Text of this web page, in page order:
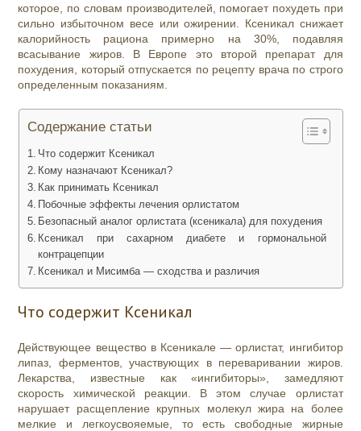
которое, по словам производителей, помогает похудеть при
сильно избыточном весе или ожирении. Ксеникал снижает
калорийность рациона примерно на 30%, подавляя
всасывание жиров. В Европе это второй препарат для
похудения, который отпускается по рецепту врача по строго
определенным показаниям.
Содержание статьи
Что содержит Ксеникал
Кому назначают Ксеникал?
Как принимать Ксеникал
Побочные эффекты лечения орлистатом
Безопасный аналог орлистата (ксеникала) для похудения
Ксеникал при сахарном диабете и гормональной
контрацепции
Ксеникал и Мисимба — сходства и различия
Что содержит Ксеникал
Действующее вещество в Ксеникале — орлистат, ингибитор
липаз, ферментов, участвующих в переваривании жиров.
Лекарства, известные как «ингибиторы», замедляют
скорость химической реакции. В этом случае орлистат
нарушает расщепление крупных молекул жира на более
мелкие и легкоусвояемые, то есть свободные жирные